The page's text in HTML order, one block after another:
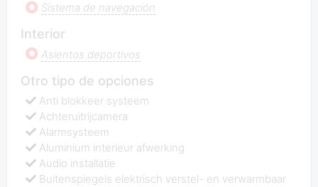
Sistema de navegación
Interior
Asientos deportivos
Otro tipo de opciones
Anti blokkeer systeem
Achteruitrijcamera
Alarmsysteem
Aluminium interieur afwerking
Audio installatie
Buitenspiegels elektrisch verstel- en verwarmbaar